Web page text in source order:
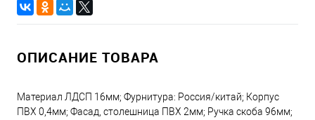
ОПИСАНИЕ ТОВАРА
Материал ЛДСП 16мм; Фурнитура: Россия/китай; Корпус
ПВХ 0,4мм; Фасад, столешница ПВХ 2мм; Ручка скоба 96мм;